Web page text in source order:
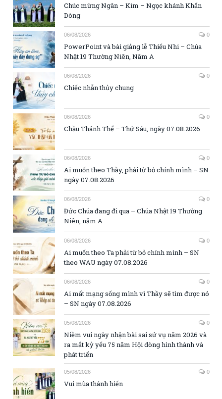
Chúc mừng Ngân – Kim – Ngọc khánh Khấn
Dòng
06/08/2026 0
PowerPoint và bài giảng lễ Thiếu Nhi – Chúa
Nhật 19 Thường Niên, Năm A
06/08/2026 0
Chiếc nhẫn thủy chung
06/08/2026 0
Chầu Thánh Thể – Thứ Sáu, ngày 07.08.2026
06/08/2026 0
Ai muốn theo Thầy, phải từ bỏ chính mình – SN
ngày 07.08.2026
06/08/2026 0
Đức Chúa đang đi qua – Chúa Nhật 19 Thường
Niên, năm A
06/08/2026 0
Ai muốn theo Ta phải từ bỏ chính mình – SN
theo WAU ngày 07.08.2026
06/08/2026 0
Ai mất mạng sống mình vì Thầy sẽ tìm được nó
– SN ngày 07.08.2026
05/08/2026 0
Niềm vui ngày nhận bài sai sứ vụ năm 2026 và
ra mắt kỷ yếu 75 năm Hội dòng hình thành và
phát triển
05/08/2026 0
Vui mùa thánh hiến